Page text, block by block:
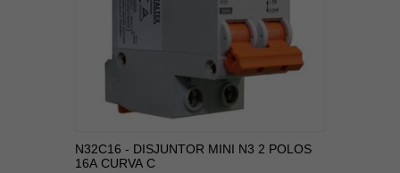
N32C16 - DISJUNTOR MINI N3 2 POLOS
16A CURVA C